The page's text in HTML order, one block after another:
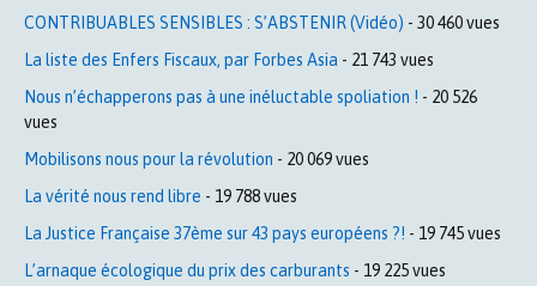
CONTRIBUABLES SENSIBLES : S’ABSTENIR (Vidéo) - 30 460 vues
La liste des Enfers Fiscaux, par Forbes Asia - 21 743 vues
Nous n’échapperons pas à une inéluctable spoliation ! - 20 526
vues
Mobilisons nous pour la révolution - 20 069 vues
La vérité nous rend libre - 19 788 vues
La Justice Française 37ème sur 43 pays européens ?! - 19 745 vues
L’arnaque écologique du prix des carburants - 19 225 vues